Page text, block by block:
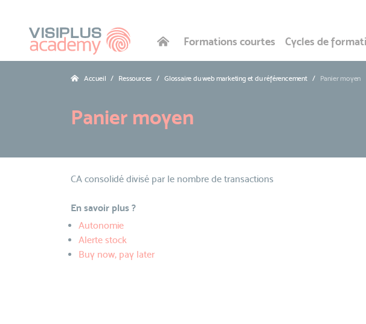
Formations courtes Cycles de
Accueil Ressources Glossaire du web marketing et du référencement Panier moyen
Panier moyen
CA consolidé divisé par le nombre de transactions
En savoir plus ?
Autonomie
Alerte stock
Buy now, pay later